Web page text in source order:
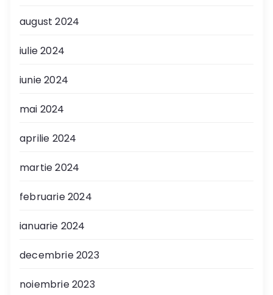
august 2024
iulie 2024
iunie 2024
mai 2024
aprilie 2024
martie 2024
februarie 2024
ianuarie 2024
decembrie 2023
noiembrie 2023